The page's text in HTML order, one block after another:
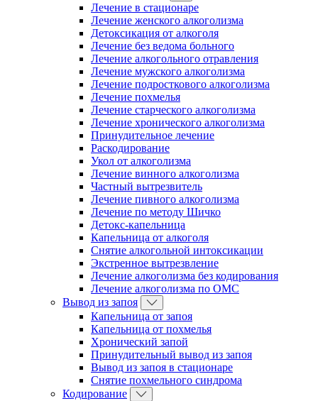
Лечение в стационаре
Лечение женского алкоголизма
Детоксикация от алкоголя
Лечение без ведома больного
Лечение алкогольного отравления
Лечение мужского алкоголизма
Лечение подросткового алкоголизма
Лечение похмелья
Лечение старческого алкоголизма
Лечение хронического алкоголизма
Принудительное лечение
Раскодирование
Укол от алкоголизма
Лечение винного алкоголизма
Частный вытрезвитель
Лечение пивного алкоголизма
Лечение по методу Шичко
Детокс-капельница
Капельница от алкоголя
Снятие алкогольной интоксикации
Экстренное вытрезвление
Лечение алкоголизма без кодирования
Лечение алкоголизма по ОМС
Вывод из запоя
Капельница от запоя
Капельница от похмелья
Хронический запой
Принудительный вывод из запоя
Вывод из запоя в стационаре
Снятие похмельного синдрома
Кодирование